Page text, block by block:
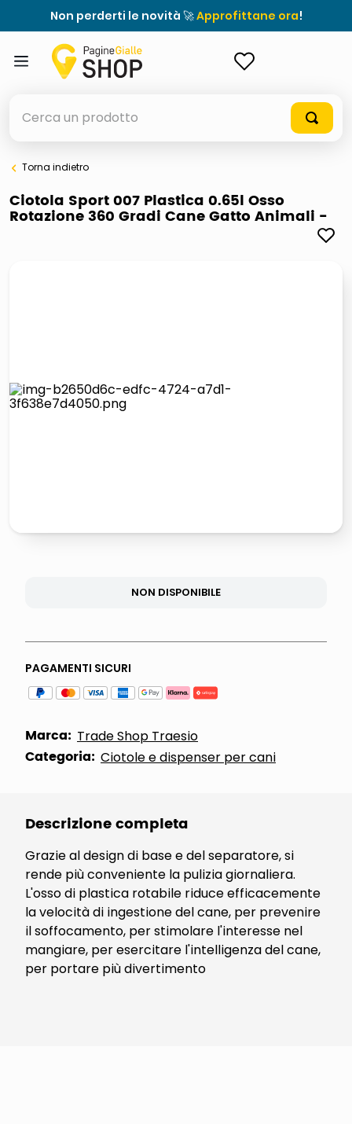
Non perderti le novità 🚀Approfittane ora!
elenchi telefonici
orologio parete
pattumiera raccolta differenziata
Torna indietro
Ciotola Sport 007 Plastica 0.65l Osso
Rotazione 360 Gradi Cane Gatto Animali -
NON DISPONIBILE
PAGAMENTI SICURI
Marca: Trade Shop Traesio
Categoria: Ciotole e dispenser per cani
Descrizione completa
Grazie al design di base e del separatore, si
rende più conveniente la pulizia giornaliera.
L'osso di plastica rotabile riduce efficacemente
la velocità di ingestione del cane, per prevenire
il soffocamento, per stimolare l'interesse nel
mangiare, per esercitare l'intelligenza del cane,
per portare più divertimento